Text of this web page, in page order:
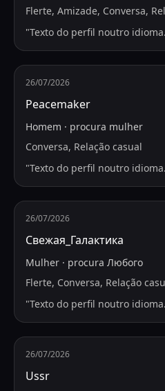
Flerte, Amizade, Conversa,
"Texto do perfil noutro idioma.
26/07/2026
Peacemaker
Homem · procura mulher
Conversa, Relação casual
"Texto do perfil noutro idioma.
26/07/2026
Свежая_Галактика
Mulher · procura Любого
Flerte, Conversa, Relação
"Texto do perfil noutro idioma.
26/07/2026
Ussr